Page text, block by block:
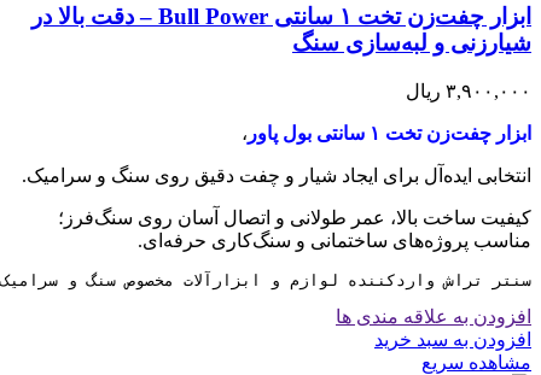
ابزار چفت‌زن تخت ۱ سانتی Bull Power – دقت بالا در
شیارزنی و لبه‌سازی سنگ
۳,۹۰۰,۰۰۰ ریال
ابزار چفت‌زن تخت ۱ سانتی بول پاور ،
انتخابی ایده‌آل برای ایجاد شیار و چفت دقیق روی سنگ و سرامیک.
کیفیت ساخت بالا، عمر طولانی و اتصال آسان روی سنگ‌فرز؛
مناسب پروژه‌های ساختمانی و سنگ‌کاری حرفه‌ای.
سنتر تراش واردکننده لوازم و ابزارآلات مخصوص سنگ و
افزودن به علاقه مندی ها
افزودن به سبد خرید
مشاهده سریع